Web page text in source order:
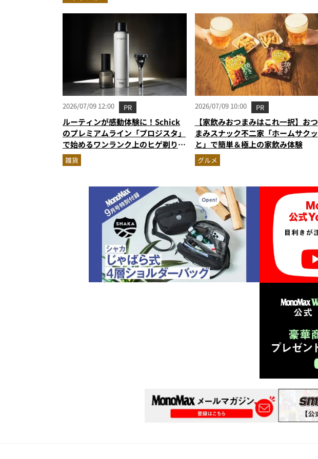
腹レビュー
2026/07/09 12:00 PR
ルーティンが感動体験に！Schick
のプレミアムライン「プロジスタ」
で始めるワンランク上のヒゲ剃り習
慣
雑貨
2026/07/09 10:00 PR
【家飲みおつまみはこれ一択】おつ
まみスナック不二家「ホームサクッ
と」で簡単＆極上の家飲み体験
グルメ